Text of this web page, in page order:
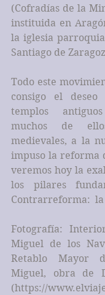
(Cofradías de la
instituida en
la iglesia
Santiago de
Todo este
consigo el
templos
muchos de
medievales, a la
impuso la reforma
veremos hoy la
los pilares
Contrarreforma:
Fotografía:
Miguel de los
Retablo Mayor
Miguel, obra de
(https://